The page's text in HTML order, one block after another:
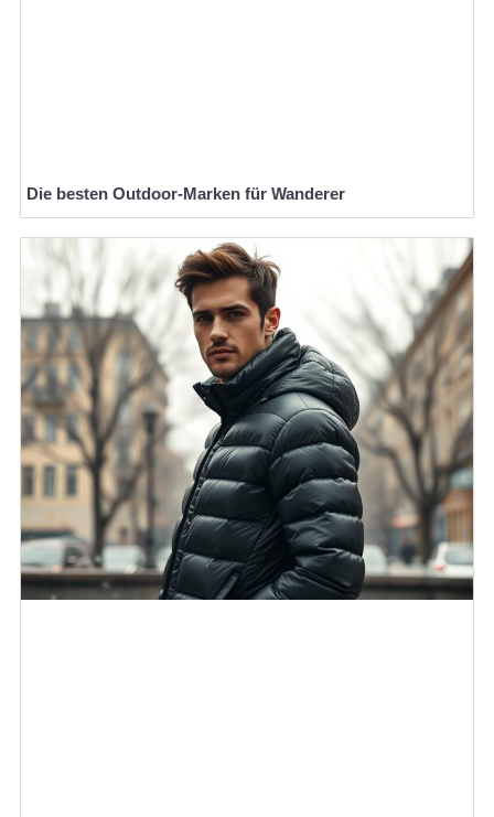
Die besten Outdoor-Marken für Wanderer